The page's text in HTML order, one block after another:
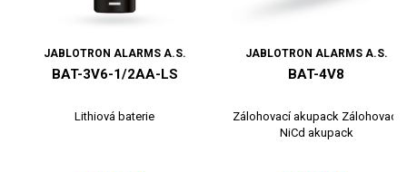
JABLOTRON ALARMS A.S.
BAT-3V6-1/2AA-LS
Lithiová baterie
JABLOTRON ALARMS A.S.
BAT-4V8
Zálohovací akupack Zálohovací
NiCd akupack